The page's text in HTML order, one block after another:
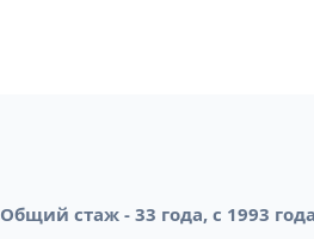
Общий стаж - 33 года, с 1993 года